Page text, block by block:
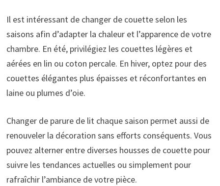
Il est intéressant de changer de couette selon les
saisons afin d’adapter la chaleur et l’apparence de votre
chambre. En été, privilégiez les couettes légères et
aérées en lin ou coton percale. En hiver, optez pour des
couettes élégantes plus épaisses et réconfortantes en
laine ou plumes d’oie.
Changer de parure de lit chaque saison permet aussi de
renouveler la décoration sans efforts conséquents. Vous
pouvez alterner entre diverses housses de couette pour
suivre les tendances actuelles ou simplement pour
rafraîchir l’ambiance de votre pièce.